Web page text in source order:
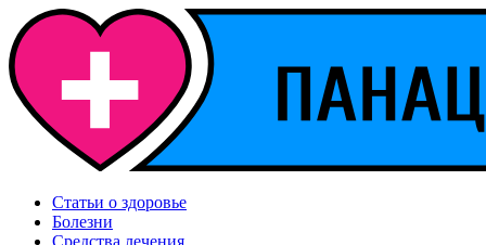
Статьи о здоровье
Болезни
Средства лечения